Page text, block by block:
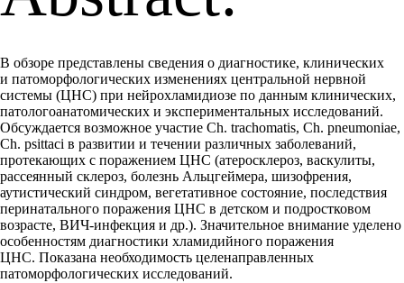
В обзоре представлены сведения о диагностике, клинических
и патоморфологических изменениях центральной нервной
системы (ЦНС) при нейрохламидиозе по данным клинических,
патологоанатомических и экспериментальных исследований.
Обсуждается возможное участие Ch. trachomatis, Сh. pneumoniae,
Ch. psittaci в развитии и течении различных заболеваний,
протекающих с поражением ЦНС (атеросклероз, васкулиты,
рассеянный склероз, болезнь Альцгеймера, шизофрения,
аутистический синдром, вегетативное состояние, последствия
перинатального поражения ЦНС в детском и подростковом
возрасте, ВИЧ-инфекция и др.). Значительное внимание уделено
особенностям диагностики хламидийного поражения
ЦНС. Показана необходимость целенаправленных
патоморфологических исследований.